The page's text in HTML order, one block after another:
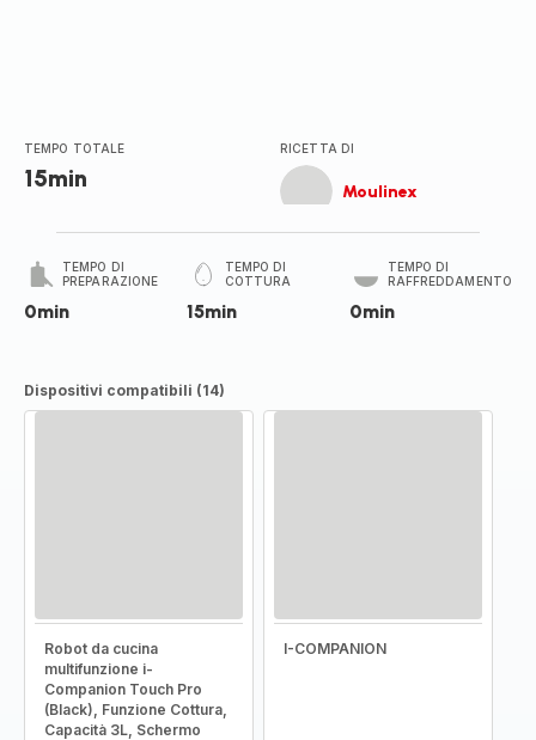
TEMPO TOTALE
15min
RICETTA DI
Moulinex
TEMPO DI
PREPARAZIONE
0min
TEMPO DI
COTTURA
15min
TEMPO DI
RAFFREDDAMENTO
0min
Dispositivi compatibili (14)
Robot da cucina
multifunzione i-
Companion Touch Pro
(Black), Funzione Cottura,
Capacità 3L, Schermo
I-COMPANION